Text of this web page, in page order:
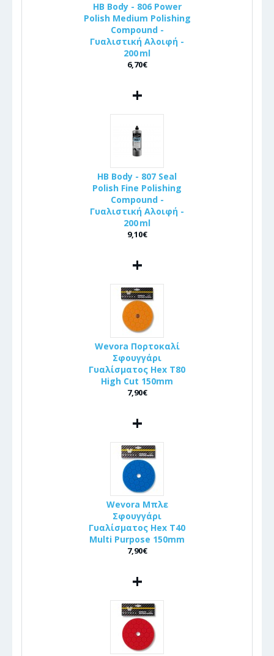
HB Body - 806 Power
Polish Medium Polishing
Compound -
Γυαλιστική Αλοιφή -
200 ml
6,70€
+
HB Body - 807 Seal
Polish Fine Polishing
Compound -
Γυαλιστική Αλοιφή -
200 ml
9,10€
+
Wevora Πορτοκαλί
Σφουγγάρι
Γυαλίσματος Hex T80
High Cut 150mm
7,90€
+
Wevora Μπλε
Σφουγγάρι
Γυαλίσματος Hex T40
Multi Purpose 150mm
7,90€
+